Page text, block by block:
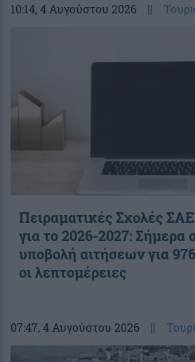
10:14, 4 Αυγούστου 2026 ||
Πειραματικές Σχολές
για το 2026-2027: Σήμερα
υποβολή αιτήσεων για
οι λεπτομέρειες
07:47, 4 Αυγούστου 2026 ||